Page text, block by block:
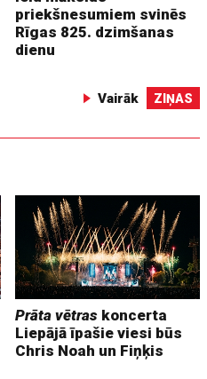
priekšnesumiem svinēs
Rīgas 825. dzimšanas
dienu
Vairāk ZIŅAS
Prāta vētras koncerta
Liepājā īpašie viesi būs
Chris Noah un Fiņķis